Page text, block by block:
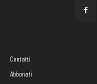
Contatti
Abbonati